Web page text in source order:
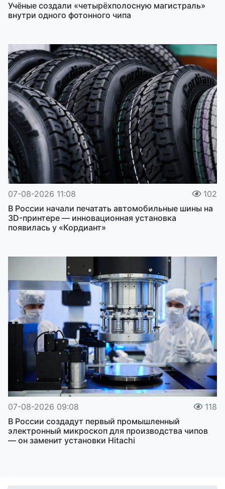
Учёные создали «четырёхполосную магистраль»
внутри одного фотонного чипа
07-08-2026 11:08
102
В России начали печатать автомобильные шины на
3D-принтере — инновационная установка
появилась у «Кордиант»
07-08-2026 09:08
118
В России создадут первый промышленный
электронный микроскоп для производства чипов
— он заменит установки Hitachi